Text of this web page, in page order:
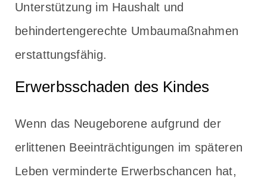
Unterstützung im Haushalt und
behindertengerechte Umbaumaßnahmen
erstattungsfähig.
Erwerbsschaden des Kindes
Wenn das Neugeborene aufgrund der
erlittenen Beeinträchtigungen im späteren
Leben verminderte Erwerbschancen hat,